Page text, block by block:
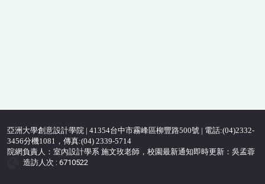
亞洲大學創意設計學院 | 41354台中市霧峰區柳豐路500號 | 電話:(04)2332-
3456分機1081，傳真:(04) 2339-5714
院網負責人：室內設計學系 施文玫老師，校園最新通知即時更新：吳孟蓉
造訪人次 : 6710522